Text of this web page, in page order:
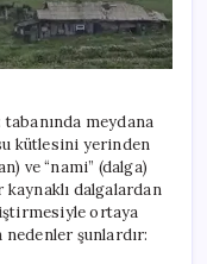
meydana
kütlesini yerinden
ve “nami” (dalga)
dalgalardan
ortaya
nedenler şunlardır: